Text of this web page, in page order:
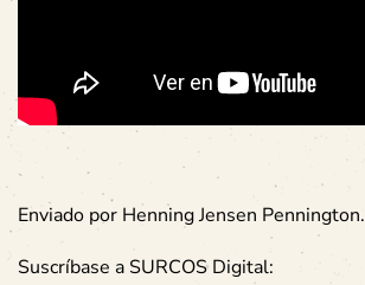
Enviado por Henning Jensen Pennington.
Suscríbase a SURCOS Digital: